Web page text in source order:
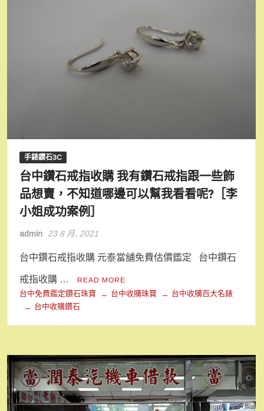
手錶鑽石3C
台中鑽石戒指收購 我有鑽石戒指跟一些飾
品想賣，不知道哪邊可以幫我看看呢?［李
小姐成功案例］
admin 23 8 月, 2021
台中鑽石戒指收購 元泰當舖免費估價鑑定 台中鑽石
戒指收購 … READ MORE
台中免費鑑定鑽石珠寶 台中收購珠寶
台中收購百大名錶
台中收購鑽石